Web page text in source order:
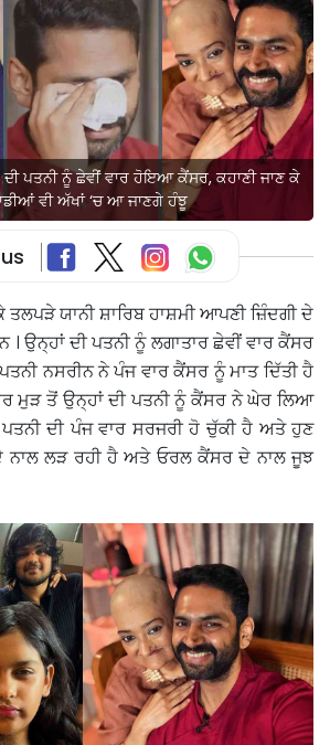
ਦੀ ਪਤਨੀ ਨੂੰ ਛੇਵੀਂ ਵਾਰ ਹੋਇਆ ਕੈਂਸਰ, ਕਹਾਣੀ ਜਾਣ ਕੇ
ਵੀ ਅੱਖਾਂ ‘ਚ ਆ ਜਾਣਗੇ ਹੰਝੂ
ਤਲਪੜੇ ਯਾਨੀ ਸ਼ਾਰਿਬ ਹਾਸ਼ਮੀ ਆਪਣੀ ਜ਼ਿੰਦਗੀ ਦੇ
ਉਨ੍ਹਾਂ ਦੀ ਪਤਨੀ ਨੂੰ ਲਗਾਤਾਰ ਛੇਵੀਂ ਵਾਰ ਕੈਂਸਰ
ਨਸਰੀਨ ਨੇ ਪੰਜ ਵਾਰ ਕੈਂਸਰ ਨੂੰ ਮਾਤ ਦਿੱਤੀ ਹੈ
ਮੁੜ ਤੋਂ ਉਨ੍ਹਾਂ ਦੀ ਪਤਨੀ ਨੂੰ ਕੈਂਸਰ ਨੇ ਘੇਰ ਲਿਆ
ਪਤਨੀ ਦੀ ਪੰਜ ਵਾਰ ਸਰਜਰੀ ਹੋ ਚੁੱਕੀ ਹੈ ਅਤੇ ਹੁਣ
ਨਾਲ ਲੜ ਰਹੀ ਹੈ ਅਤੇ ਓਰਲ ਕੈਂਸਰ ਦੇ ਨਾਲ ਜੂਝ